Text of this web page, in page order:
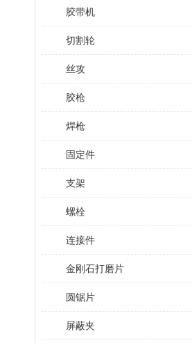
胶带机
切割轮
丝攻
胶枪
焊枪
固定件
支架
螺栓
连接件
金刚石打磨片
圆锯片
屏蔽夹